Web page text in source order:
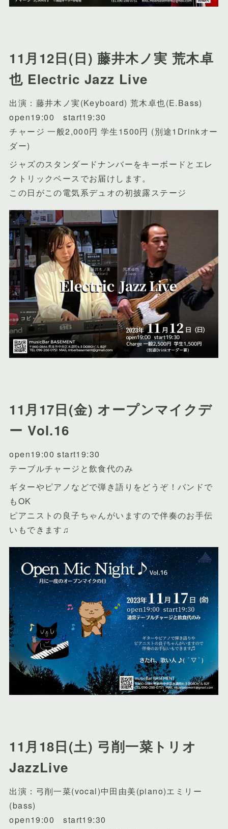
11月12日(日) 藤井木ノ実 荒木卓
也 Electric Jazz Live
出演：藤井木ノ実(Keyboard) 荒木卓也(E.Bass)
open19:00 start19:30
チャージ 一般2,000円 学生1500円 (別途1Drinkオー
ダー)
ジャズのスタンダードナンバーをキーボードとエレ
クトリックベースでお届けします。
この日がこの電気系デュオの初披露ステージ
11月17日(金) オープンマイクデ
ー Vol.16
open19:00 start19:30
テーブルチャージと飲食代のみ
ギターやピアノなどで弾き語りをどうぞ！バンドで
もOK
ピアニストの良子ちゃんがいますので伴奏のお手伝
いもできます♫
11月18日(土) 弓削一菜トリオ
JazzLive
出演：弓削一菜(vocal)中田由美(piano)エミリー
(bass)
open19:00 start19:30